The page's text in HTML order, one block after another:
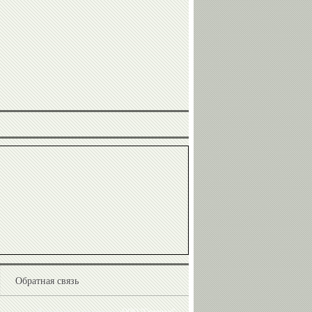
Сергей
Ворожун
Дмитрий
Крикорьянц
Александр
Ухов
Сергей
Елисеев
Ольга
Капранова
Николай
Горелов
Обратная связь